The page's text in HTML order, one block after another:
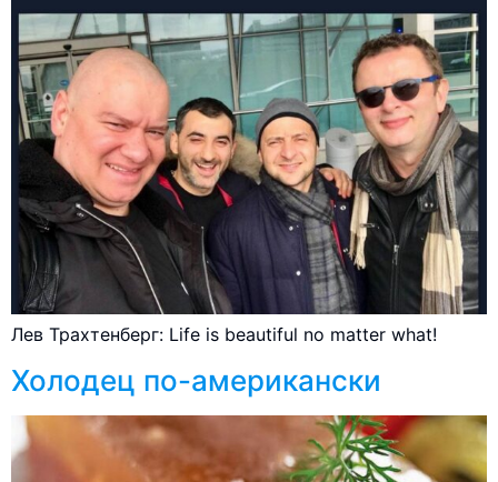
Лев Трахтенберг: Life is beautiful no matter what!
Холодец по-американски